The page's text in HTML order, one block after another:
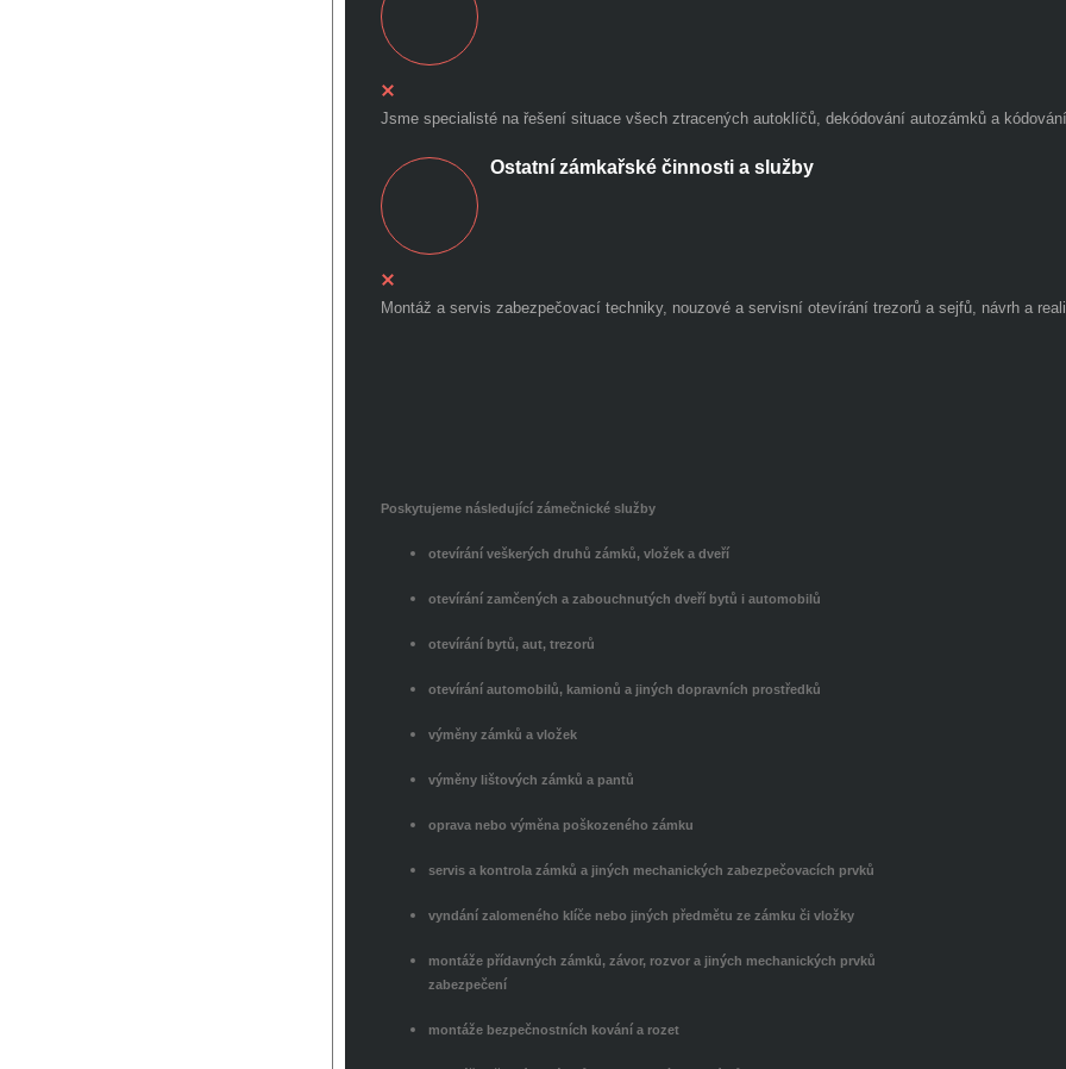
Jsme specialisté na řešení situace všech ztracených autoklíčů, dekódování autozámků a
Ostatní zámkařské činnosti a služby
Montáž a servis zabezpečovací techniky, nouzové a servisní otevírání trezorů a sejfů, návrh a
Poskytujeme následující zámečnické služby
otevírání veškerých druhů zámků, vložek a dveří
otevírání zamčených a zabouchnutých dveří bytů i automobilů
otevírání bytů, aut, trezorů
otevírání automobilů, kamionů a jiných dopravních prostředků
výměny zámků a vložek
výměny lištových zámků a pantů
oprava nebo výměna poškozeného zámku
servis a kontrola zámků a jiných mechanických zabezpečovacích prvků
vyndání zalomeného klíče nebo jiných předmětu ze zámku či vložky
montáže přídavných zámků, závor, rozvor a jiných mechanických prvků
zabezpečení
montáže bezpečnostních kování a rozet